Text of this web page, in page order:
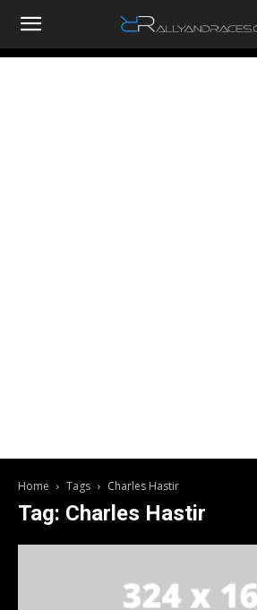
RallyandRaces.com
Home Tags Charles Hastir
Tag: Charles Hastir